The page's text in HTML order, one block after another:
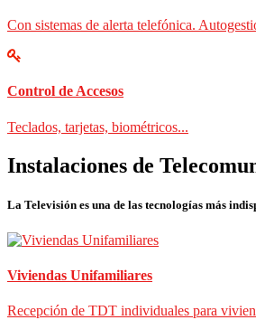
Con sistemas de alerta telefónica.
Control de Accesos
Teclados, tarjetas, biométricos...
Instalaciones de
La Televisión es una de las tecnologías más
Viviendas Unifamiliares
Recepción de TDT individuales para